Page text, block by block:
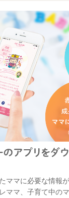
ママに必要な情報
ママ、子育て中の